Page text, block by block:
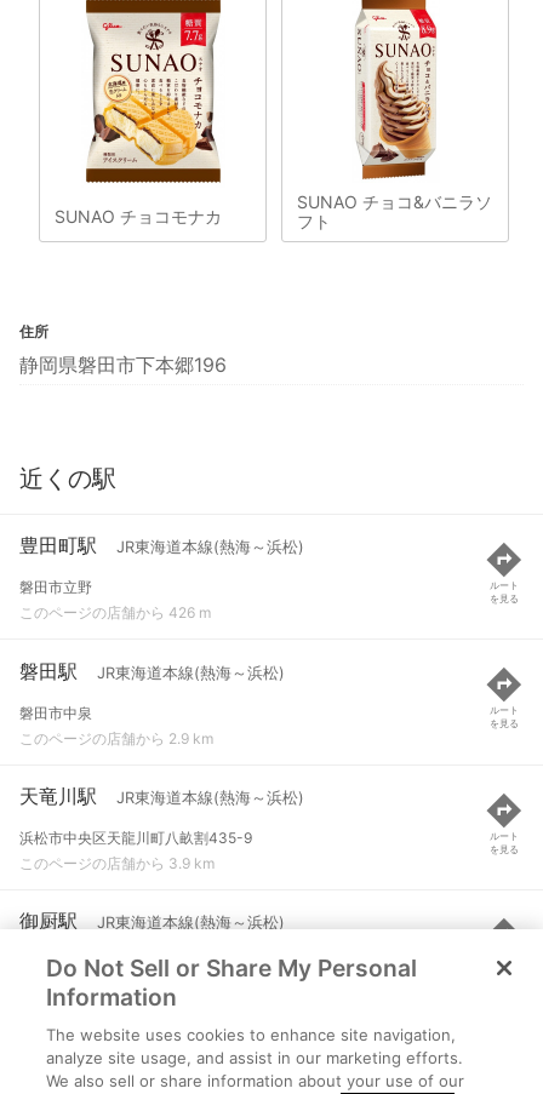
SUNAO チョコモナカ
SUNAO チョコ&バニラソ
フト
住所
静岡県磐田市下本郷196
近くの駅
豊田町駅 JR東海道本線(熱海～浜松)
磐田市立野
このページの店舗から 426 m
ルート
を見る
磐田駅 JR東海道本線(熱海～浜松)
磐田市中泉
このページの店舗から 2.9 km
ルート
を見る
天竜川駅 JR東海道本線(熱海～浜松)
浜松市中央区天龍川町八畝割435-9
このページの店舗から 3.9 km
ルート
を見る
御厨駅 JR東海道本線(熱海～浜松)
静岡県磐田市鎌田
このページの店舗から 6 km
ルート
を見る
自動車学校前駅 遠州鉄道鉄道線
浜松市中央区有玉南町1739
Do Not Sell or Share My Personal
Information
The website uses cookies to enhance site navigation,
analyze site usage, and assist in our marketing efforts.
We also sell or share information about your use of our